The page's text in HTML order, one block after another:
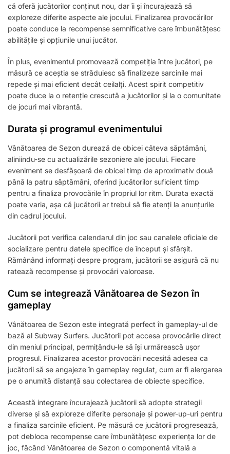
că oferă jucătorilor conținut nou, dar îi și încurajează să
exploreze diferite aspecte ale jocului. Finalizarea provocărilor
poate conduce la recompense semnificative care îmbunătățesc
abilitățile și opțiunile unui jucător.
În plus, evenimentul promovează competiția între jucători, pe
măsură ce aceștia se străduiesc să finalizeze sarcinile mai
repede și mai eficient decât ceilalți. Acest spirit competitiv
poate duce la o retenție crescută a jucătorilor și la o comunitate
de jocuri mai vibrantă.
Durata și programul evenimentului
Vânătoarea de Sezon durează de obicei câteva săptămâni,
aliniindu-se cu actualizările sezoniere ale jocului. Fiecare
eveniment se desfășoară de obicei timp de aproximativ două
până la patru săptămâni, oferind jucătorilor suficient timp
pentru a finaliza provocările în propriul lor ritm. Durata exactă
poate varia, așa că jucătorii ar trebui să fie atenți la anunțurile
din cadrul jocului.
Jucătorii pot verifica calendarul din joc sau canalele oficiale de
socializare pentru datele specifice de început și sfârșit.
Rămânând informați despre program, jucătorii se asigură că nu
ratează recompense și provocări valoroase.
Cum se integrează Vânătoarea de Sezon în
gameplay
Vânătoarea de Sezon este integrată perfect în gameplay-ul de
bază al Subway Surfers. Jucătorii pot accesa provocările direct
din meniul principal, permițându-le să își urmărească ușor
progresul. Finalizarea acestor provocări necesită adesea ca
jucătorii să se angajeze în gameplay regulat, cum ar fi alergarea
pe o anumită distanță sau colectarea de obiecte specifice.
Această integrare încurajează jucătorii să adopte strategii
diverse și să exploreze diferite personaje și power-up-uri pentru
a finaliza sarcinile eficient. Pe măsură ce jucătorii progresează,
pot debloca recompense care îmbunătățesc experiența lor de
joc, făcând Vânătoarea de Sezon o componentă vitală a